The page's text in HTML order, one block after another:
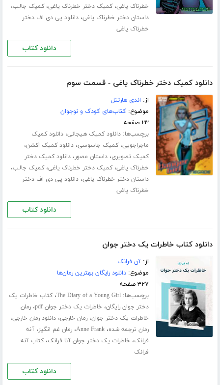
خطرناک یاغی،کمیک دختر خطرناک یاغی،کمیک جالب،
داستان دختر خطرناک یاغی،دانلود پی دی اف دختر
خطرناک یاغی
دانلود کتاب
دانلود کمیک دختر خطرناک یاغی - قسمت سوم
از: اندی هارتنل
موضوع:کتاب‌های کودک و نوجوان
۲۳ صفحه
برچسب‌ها:دانلود کمیک هیجانی،دانلود کمیک
ماجراجویی،کمیک جاسوسی،دانلود کمیک اکشن،
کمیک تصویری،داستان مصور،دانلود کمیک دختر
خطرناک یاغی،کمیک دختر خطرناک یاغی،کمیک جالب،
داستان دختر خطرناک یاغی،دانلود پی دی اف دختر
خطرناک یاغی
دانلود کتاب
دانلود کتاب خاطرات یک دختر جوان
از:آن فرانک
موضوع:دانلود رایگان بهترین رمان‌ها
۳۲۷ صفحه
برچسب‌ها:The Diary of a Young Girl،کتاب خاطرات یک
دختر جوان رایگان، خاطرات یک دختر جوان pdf ،رمان
خاطرات یک دختر جوان،رمان خارجی،دانلود رمان خارجی،
رمان ترجمه شده،Anne Frank،رمان غم انگیز،آنه
فرانک، خاطرات یک دختر جوان آنا فرانک،کتاب آنه
فرانک
دانلود کتاب